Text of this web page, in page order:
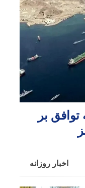
بر
اخبار روزانه